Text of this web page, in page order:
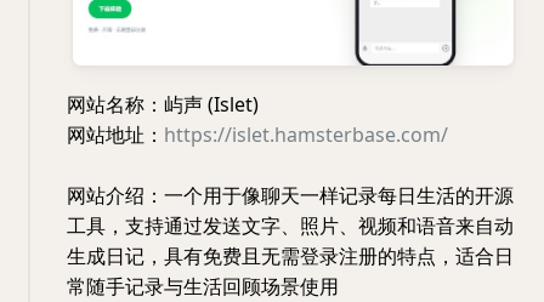
网站名称：屿声 (Islet)
网站地址： https://islet.hamsterbase.com/
网站介绍：一个用于像聊天一样记录每日生活的开源
工具，支持通过发送文字、照片、视频和语音来自动
生成日记，具有免费且无需登录注册的特点，适合日
常随手记录与生活回顾场景使用